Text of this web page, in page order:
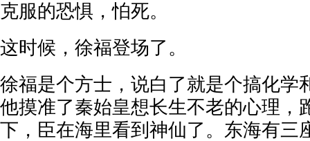
克服的恐惧，怕死。
这时候，徐福登场了。
徐福是个方士，说白了就是个搞化学
他摸准了秦始皇想长生不老的心理，
下，臣在海里看到神仙了。东海有三